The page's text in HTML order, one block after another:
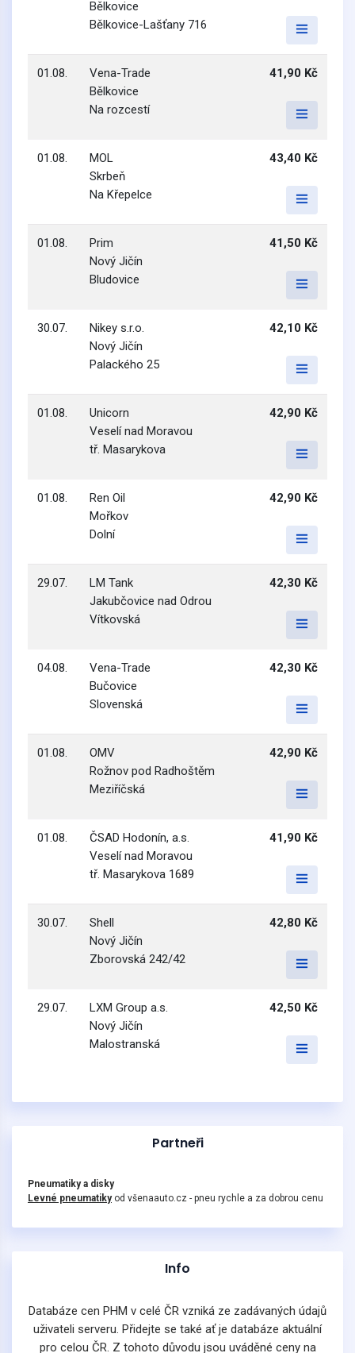
Bělkovice
Bělkovice-Lašťany 716
01.08.
Vena-Trade
Bělkovice
Na rozcestí
41,90 Kč
01.08.
MOL
Skrbeň
Na Křepelce
43,40 Kč
01.08.
Prim
Nový Jičín
Bludovice
41,50 Kč
30.07.
Nikey s.r.o.
Nový Jičín
Palackého 25
42,10 Kč
01.08.
Unicorn
Veselí nad Moravou
tř. Masarykova
42,90 Kč
01.08.
Ren Oil
Mořkov
Dolní
42,90 Kč
29.07.
LM Tank
Jakubčovice nad Odrou
Vítkovská
42,30 Kč
04.08.
Vena-Trade
Bučovice
Slovenská
42,30 Kč
01.08.
OMV
Rožnov pod Radhoštěm
Meziříčská
42,90 Kč
01.08.
ČSAD Hodonín, a.s.
Veselí nad Moravou
tř. Masarykova 1689
41,90 Kč
30.07.
Shell
Nový Jičín
Zborovská 242/42
42,80 Kč
29.07.
LXM Group a.s.
Nový Jičín
Malostranská
42,50 Kč
Partneři
Pneumatiky a disky
Levné pneumatikyod všenaauto.cz - pneu rychle a za dobrou cenu
Info
Databáze cen PHM v celé ČR vzniká ze zadávaných údajů
uživateli serveru. Přidejte se také ať je databáze aktuální
pro celou ČR. Z tohoto důvodu jsou uváděné ceny na